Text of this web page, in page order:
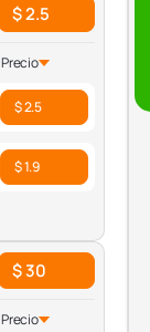
$ 2.5
Precio
$ 2.5
$ 1.9
$ 30
Precio